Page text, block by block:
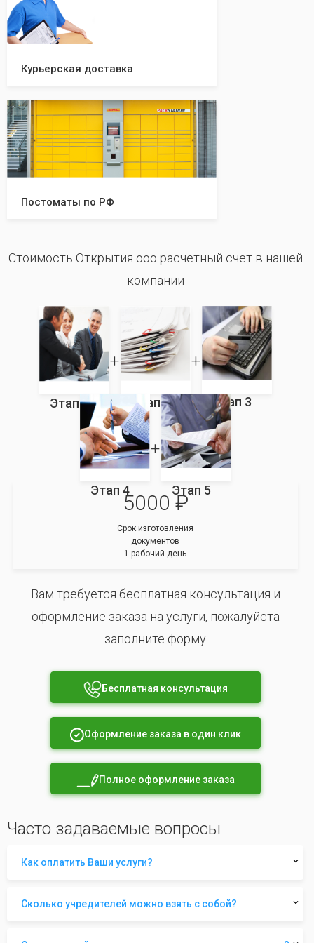
Курьерская доставка
Постоматы по РФ
Стоимость Открытия ооо расчетный счет в нашей
компании
Этап 1 Этап 2 Этап 3
Этап 4 Этап 5
5000 ₽
Срок изготовления
документов
1 рабочий день
Вам требуется бесплатная консультация и
оформление заказа на услуги, пожалуйста
заполните форму
Бесплатная консультация
Оформление заказа в один клик
Полное оформление заказа
Часто задаваемые вопросы
Как оплатить Ваши услуги?
Сколько учредителей можно взять с собой?